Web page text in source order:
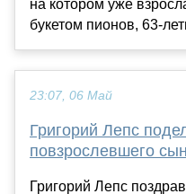
на котором уже
букетом пионов, 63-
23:07, 06 Май
Григорий Лепс
повзрослевшего
Григорий Лепс